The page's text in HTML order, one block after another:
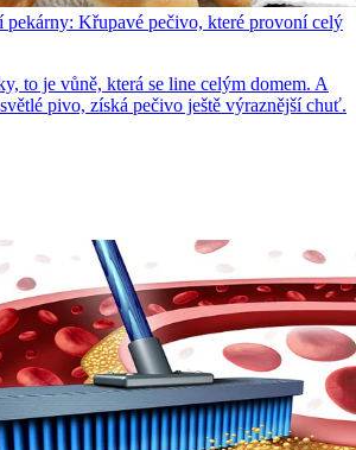
Křupavé pečivo, které provoní celý
to je vůně, která se line celým domem. A
pivo, získá pečivo ještě výraznější chuť.